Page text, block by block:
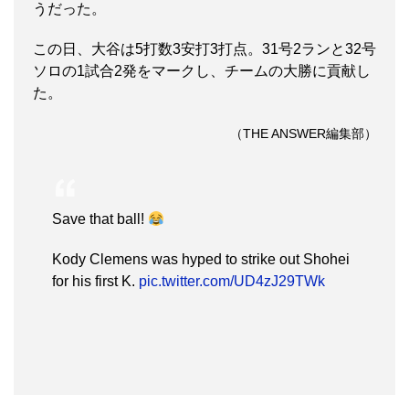
うだった。
この日、大谷は5打数3安打3打点。31号2ランと32号
ソロの1試合2発をマークし、チームの大勝に貢献し
た。
（THE ANSWER編集部）
Save that ball!
Kody Clemens was hyped to strike out Shohei
for his first K. pic.twitter.com/UD4zJ29TWk